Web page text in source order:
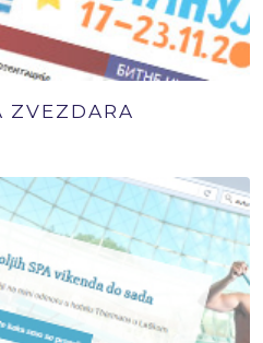
ZVEZDARA